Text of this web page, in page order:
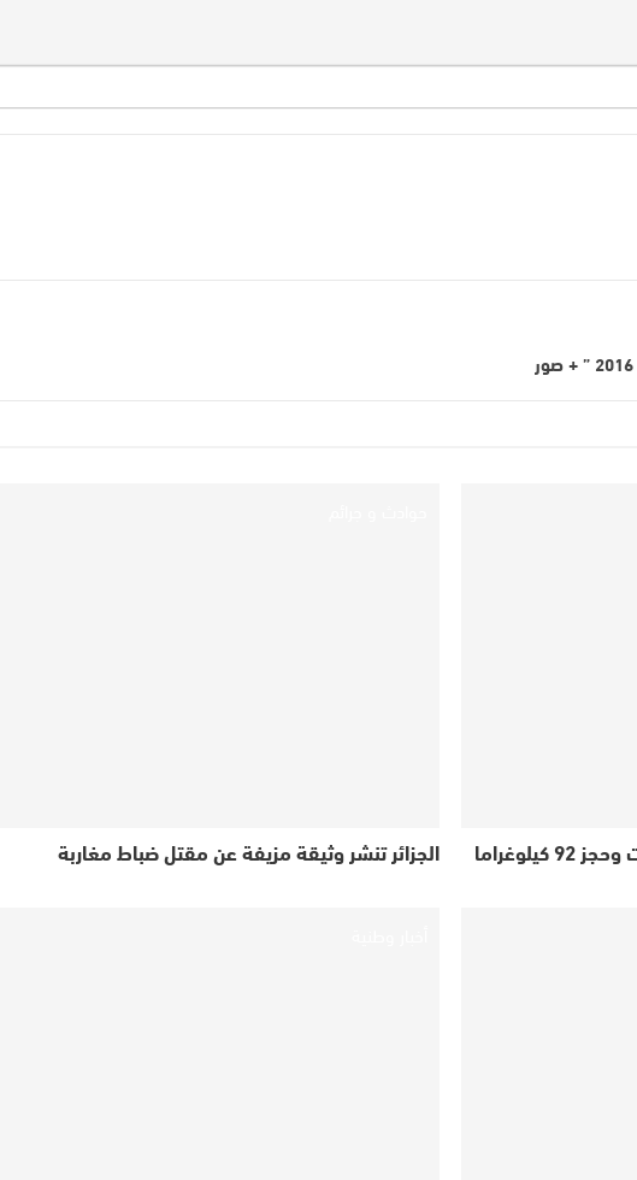
إجهاض محاولة للتهريب الدولي للمخدرات وحجز 92 كيلوغراما الجزائر تنشر وثيقة مزيفة عن مقتل ضباط مغاربة